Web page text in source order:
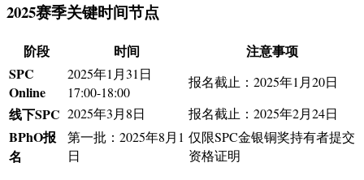
2025赛季关键时间节点
阶段 时间
注意事项
SPC
Online
2025年1月31日
17:00-18:00
报名截止：2025年1月20日
线下SPC 2025年3月8日 报名截止：2025年2月24日
BPhO报
名
第一批：2025年8月1
日
仅限SPC金银铜奖持有者提交
资格证明